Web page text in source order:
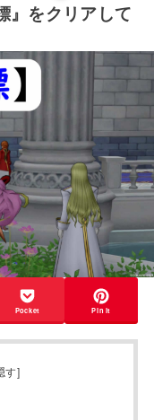
』をクリアして
Pocket Pin it
す]